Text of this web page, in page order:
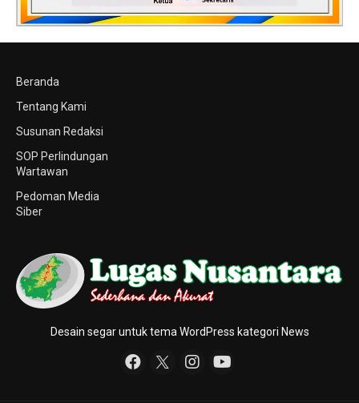
Beranda
Tentang Kami
Susunan Redaksi
SOP Perlindungan
Wartawan
Pedoman Media
Siber
Desain segar untuk tema WordPress kategori News